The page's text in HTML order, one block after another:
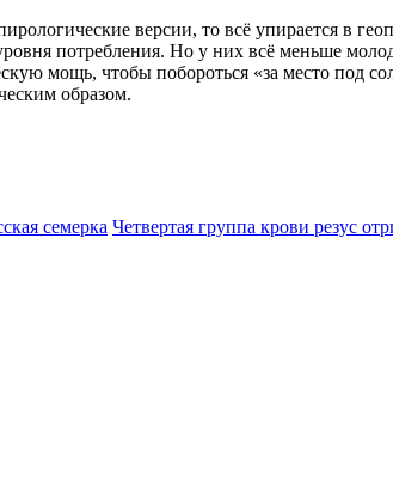
версии, то всё упирается в
потребления. Но у них всё меньше
мощь, чтобы побороться «за место под
образом.
семерка Четвертая группа крови резус